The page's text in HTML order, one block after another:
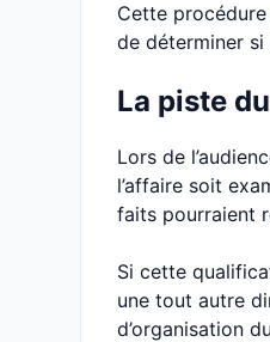
Cette
de déterminer
La piste
Lors de
l’affaire soit
faits pourraient
Si cette
une tout autre
d’organisation